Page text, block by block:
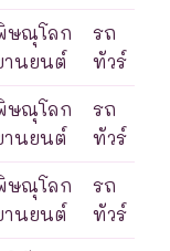
ษณุโลก
านยนต์
รถ
ทัวร์
ษณุโลก
านยนต์
รถ
ทัวร์
ษณุโลก
านยนต์
รถ
ทัวร์